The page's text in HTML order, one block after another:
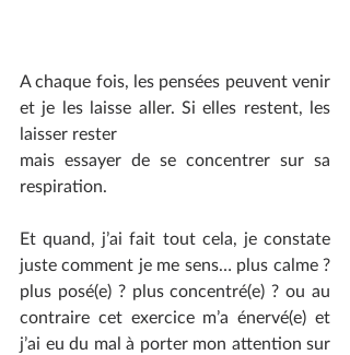
A chaque fois, les pensées peuvent venir
et je les laisse aller. Si elles restent, les
laisser rester
mais essayer de se concentrer sur sa
respiration.
Et quand, j’ai fait tout cela, je constate
juste comment je me sens… plus calme ?
plus posé(e) ? plus concentré(e) ? ou au
contraire cet exercice m’a énervé(e) et
j’ai eu du mal à porter mon attention sur